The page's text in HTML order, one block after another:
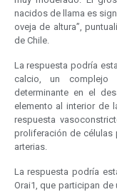
nacidos de llama es
oveja de altura”,
de Chile.
La respuesta podría
calcio, un complejo
determinante en el
elemento al interior de
respuesta
proliferación de células
arterias.
La respuesta podría
Orai1, que participan